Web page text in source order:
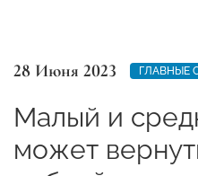
28 Июня 2023 ГЛАВНЫЕ
Малый и
может